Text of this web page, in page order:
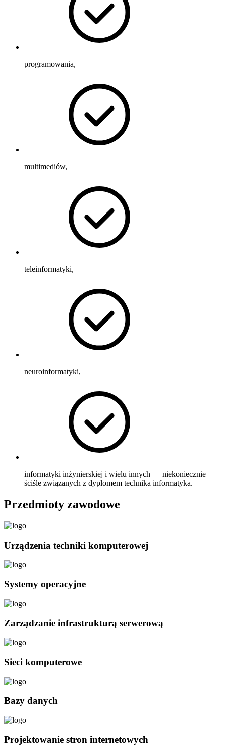
programowania,
multimediów,
teleinformatyki,
neuroinformatyki,
informatyki inżynierskiej i wielu innych — niekoniecznie
ściśle związanych z dyplomem technika informatyka.
Przedmioty zawodowe
Urządzenia techniki komputerowej
Systemy operacyjne
Zarządzanie infrastrukturą serwerową
Sieci komputerowe
Bazy danych
Projektowanie stron internetowych